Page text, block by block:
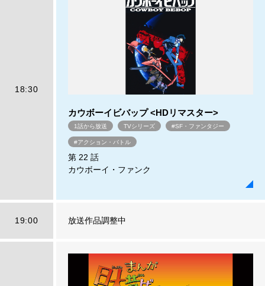
18:30
カウボーイビバップ <HDリマスター>
1話から放送 TVシリーズ #SF・ファンタジー
#アクション・バトル
第 22 話
カウボーイ・ファンク
19:00 放送作品調整中